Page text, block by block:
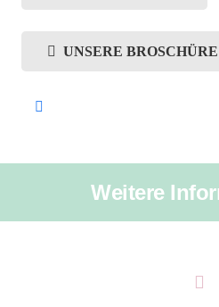
UNSERE BROSCHÜRE
Weitere